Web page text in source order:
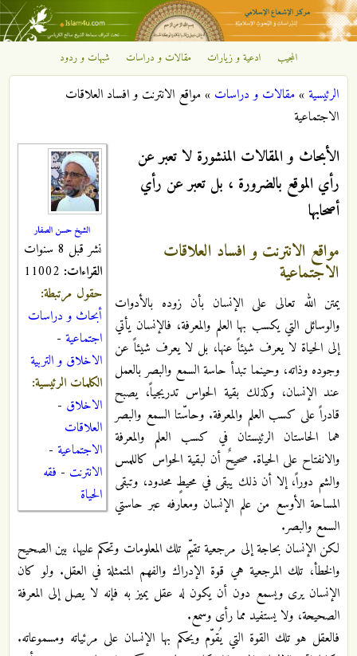
تجاوز إلى المحتوى الرئيسي
مركز
الإشعاع
الإسلامي
المجيب ادعية و زيارات مقالات و دراسات شبهات و ردود
أنت هنا
الرئيسية»مقالات و دراسات »مواقع الانترنت و افساد العلاقات
الاجتماعية
الشيخ حسن الصفار
نشر قبل 8 سنوات
القراءات:
حقول مرتبطة:
أبحاث و دراسات
اجتماعية -
الاخلاق و التربية
الكلمات الرئيسية:
الاخلاق -
العلاقات
الاجتماعية -
الانترنت - فقه
الحياة
الأبحاث و المقالات المنشورة لا تعبر عن
رأي الموقع بالضرورة ، بل تعبر عن رأي
أصحابها
مواقع الانترنت و افساد العلاقات
الاجتماعية
يمتن الله تعالى على الإنسان بأن زوده بالأدوات
والوسائل التي يكسب بها العلم والمعرفة، فالإنسان يأتي
إلى الحياة لا يعرف شيئاً عنها، بل لا يعرف شيئاً عن
وجوده وذاته، وحينما تبدأ حاسة السمع والبصر بالعمل
عند الإنسان، وكذلك بقية الحواس تدريجياً، يصبح
قادراً على كسب العلم والمعرفة. وحاسّتا السمع والبصر
هما الحاستان الرئيستان في كسب العلم والمعرفة
والانفتاح على الحياة. صحيحٌ أن لبقية الحواس كاللمس
والشم دوراً، إلا أن ذلك يبقى في محيطٍ محدود، وتبقى
المساحة الأوسع من علم الإنسان ومعارفه عبر حاستي
السمع والبصر.
لكن الإنسان بحاجة إلى مرجعية تقيّم تلك المعلومات وتحكم عليها، بين الصحيح
والخطأ، تلك المرجعية هي قوة الإدراك والفهم المتمثلة في العقل. ولو كان
الإنسان يرى ويسمع دون أن يكون له عقل يميز به فإنه لا يصل إلى المعرفة
الصحيحة، ولا يستفيد مما رأى وسمع.
فالعقل هو تلك القوة التي يُقوّم ويحكم بها الإنسان على مرئياته ومسموعاته.